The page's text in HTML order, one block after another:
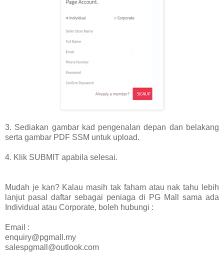
3. Sediakan gambar kad pengenalan depan dan belakang
serta gambar PDF SSM untuk upload.
4. Klik SUBMIT apabila selesai.
Mudah je kan? Kalau masih tak faham atau nak tahu lebih
lanjut pasal daftar sebagai peniaga di PG Mall sama ada
Individual atau Corporate, boleh hubungi :
Email :
enquiry@pgmall.my
salespgmall@outlook.com